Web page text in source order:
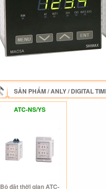
SẢN PHẨM/ANLY/DIGITAL
ATC-NS/YS
Bộ đặt thời gian ATC-